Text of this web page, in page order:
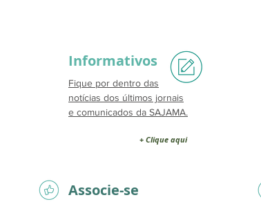
Fique por dentro das
notícias dos últimos jornais
e comunicados da SAJAMA.
Informativos
+ Clique aqui
Associe-se